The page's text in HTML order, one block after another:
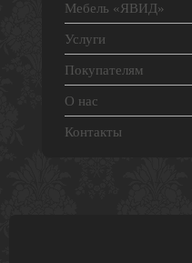
Мебель «ЯВИД»
Услуги
Покупателям
О нас
Контакты